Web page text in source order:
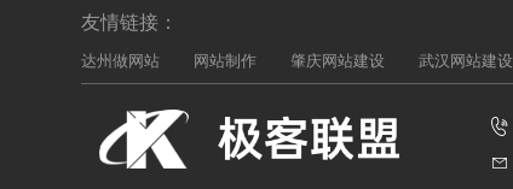
友情链接：
达州做网站 网站制作 肇庆网站建设 武汉网站建设